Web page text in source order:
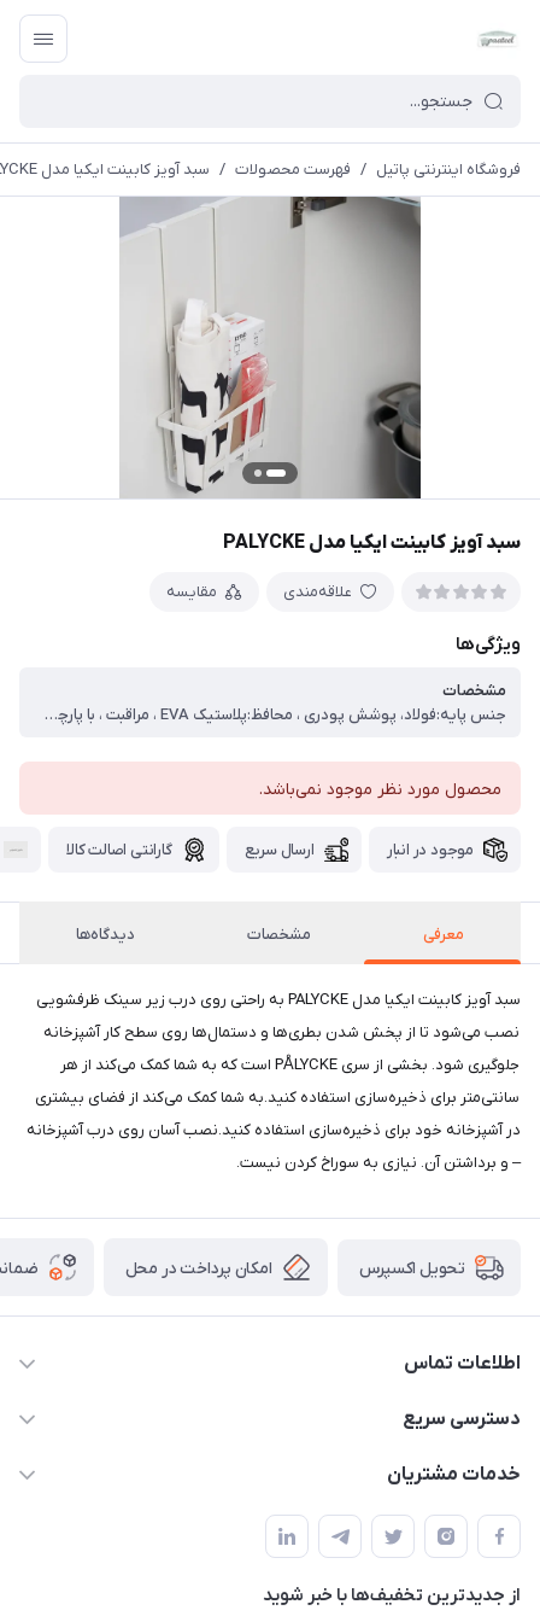
فروشگاه اینترنتی پاتیل / فهرست محصولات / سبد آویز کابینت ایکیا مدل PALYCKE
سبد آویز کابینت ایکیا مدل PALYCKE
علاقه‌مندی مقایسه
ویژگی‌ها
مشخصات
جنس پایه:فولاد، پوشش پودری ، محافظ:پلاستیک EVA ، مراقبت ، با پارچه‌ای که در یک پاک‌کننده ملایم مرطوب شده است، تمیز کنید. ، با یک پارچه تمیز خشک کنید.
محصول مورد نظر موجود نمی‌باشد.
موجود در انبار ارسال سریع گارانتی اصالت کالا
معرفی مشخصات دیدگاه‌ها
سبد آویز کابینت ایکیا مدل PALYCKE به راحتی روی درب زیر سینک ظرفشویی
نصب می‌شود تا از پخش شدن بطری‌ها و دستمال‌ها روی سطح کار آشپزخانه
جلوگیری شود. بخشی از سری PÅLYCKE است که به شما کمک می‌کند از هر
سانتی‌متر برای ذخیره‌سازی استفاده کنید.به شما کمک می‌کند از فضای بیشتری
در آشپزخانه خود برای ذخیره‌سازی استفاده کنید.نصب آسان روی درب آشپزخانه
– و برداشتن آن. نیازی به سوراخ کردن نیست.
تحویل اکسپرس امکان پرداخت در محل
اطلاعات تماس
09165044753
دسترسی سریع
حساب کاربری
لیست محصولات
درباره ما
خدمات مشتریان
قوانین و مقررات
حریم خصوصی
راهنما
از جدید‌ترین تخفیف‌ها با‌ خبر شوید